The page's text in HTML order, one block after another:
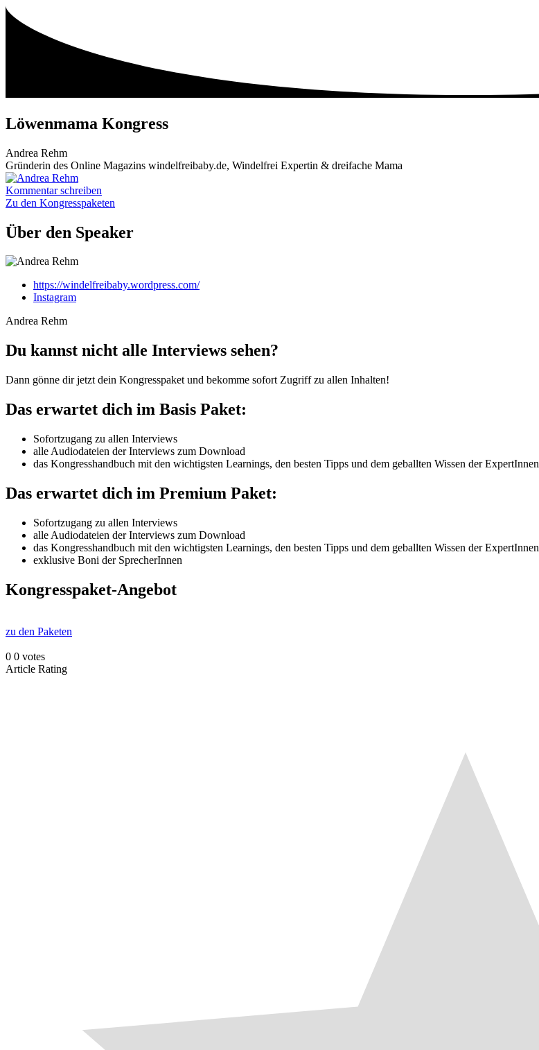
Zum
Inhalt
wechseln
Löwenmama Kongress
Andrea Rehm
Gründerin des Online Magazins windelfreibaby.de, Windelfrei Expertin & dreifache Mama
Kommentar schreiben
Zu den Kongresspaketen
Über den Speaker
https://windelfreibaby.wordpress.com/
Instagram
Andrea Rehm
Du kannst nicht alle Interviews sehen?
Dann gönne dir jetzt dein Kongresspaket und bekomme sofort Zugriff zu allen Inhalten!
Das erwartet dich im Basis Paket:
Sofortzugang zu allen Interviews
alle Audiodateien der Interviews zum Download
das Kongresshandbuch mit den wichtigsten Learnings, den besten Tipps und dem geballten Wissen der ExpertInnen
Das erwartet dich im Premium Paket:
Sofortzugang zu allen Interviews
alle Audiodateien der Interviews zum Download
das Kongresshandbuch mit den wichtigsten Learnings, den besten Tipps und dem geballten Wissen der ExpertInnen
exklusive Boni der SprecherInnen
Kongresspaket-Angebot
zu den Paketen
0 0 votes
Article Rating